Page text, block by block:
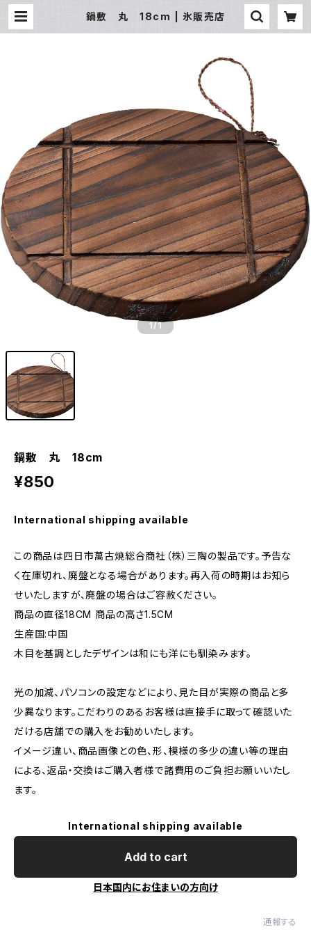
鍋敷 丸 18cm | 氷販売店
1/1
鍋敷 丸 18cm
¥850
International shipping available
この商品は四日市萬古焼総合商社（株）三陶の製品です。予告な
く在庫切れ、廃盤となる場合があります。再入荷の時期はお知ら
せいたしますが、廃盤の場合はご容赦ください。
商品の直径18CM 商品の高さ1.5CM
生産国:中国
木目を基調としたデザインは和にも洋にも馴染みます。
光の加減、パソコンの設定などにより、見た目が実際の商品と多
少異なります。こだわりのあるお客様は直接手に取って確認いた
だける店舗での購入をお勧めいたします。
イメージ違い、商品画像との色、形、模様の多少の違い等の理由
による、返品・交換はご購入者様で諸費用のご負担お願いいたし
ます。
International shipping available
Add to cart
日本国内にお住まいの方向け
通報する